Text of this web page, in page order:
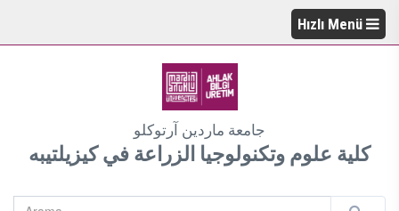
Hızlı Menü
جامعة ماردين آرتوكلو
كلية علوم وتكنولوجيا الزراعة في كيزيلتيبه